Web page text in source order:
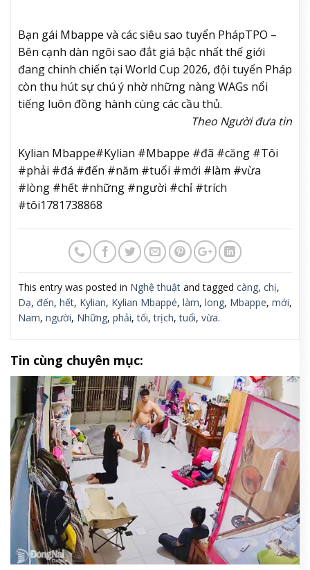
Bạn gái Mbappe và các siêu sao tuyển PhápTPO –
Bên cạnh dàn ngôi sao đắt giá bậc nhất thế giới
đang chinh chiến tại World Cup 2026, đội tuyển Pháp
còn thu hút sự chú ý nhờ những nàng WAGs nổi
tiếng luôn đồng hành cùng các cầu thủ.
Theo Người đưa tin
Kylian Mbappe#Kylian #Mbappe #đã #căng #Tôi
#phải #đá #đến #năm #tuổi #mới #làm #vừa
#lòng #hết #những #người #chỉ #trích
#tôi1781738868
This entry was posted in Nghệ thuật and tagged càng, chị,
Dạ, đến, hết, Kylian, Kylian Mbappé, làm, long, Mbappe, mới,
Nam, người, Những, phải,tối,trịch,tuổi, vừa.
Tin cùng chuyên mục: